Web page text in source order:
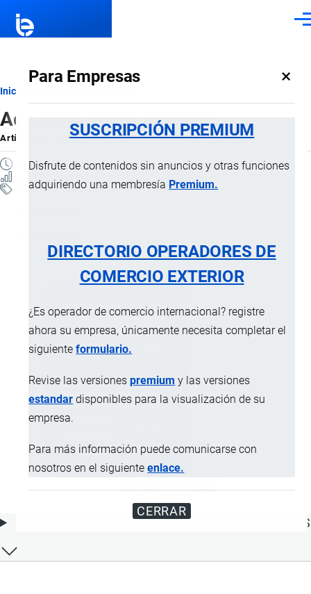
Para Empresas ×
SUSCRIPCIÓN PREMIUM
Disfrute de contenidos sin anuncios y otras funciones
adquiriendo una membresía Premium.
DIRECTORIO OPERADORES DE
COMERCIO EXTERIOR
¿Es operador de comercio internacional? registre
ahora su empresa, únicamente necesita completar el
siguienteformulario.
Revise las versionespremium y las versiones
estandar disponibles para la visualización de su
empresa.
Para más información puede comunicarse con
nosotros en el siguienteenlace.
CERRAR
Ruta
de
navegación
Inicio
Acuerdos Internacionales
Artículo Jaime Mise, 10 Septiembre, 2024
6 MINUTOS
Derecho Internacional
ÍNDICE DE CONTENIDOS